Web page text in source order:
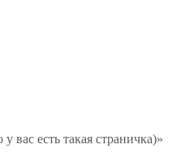
есть такая страничка)»